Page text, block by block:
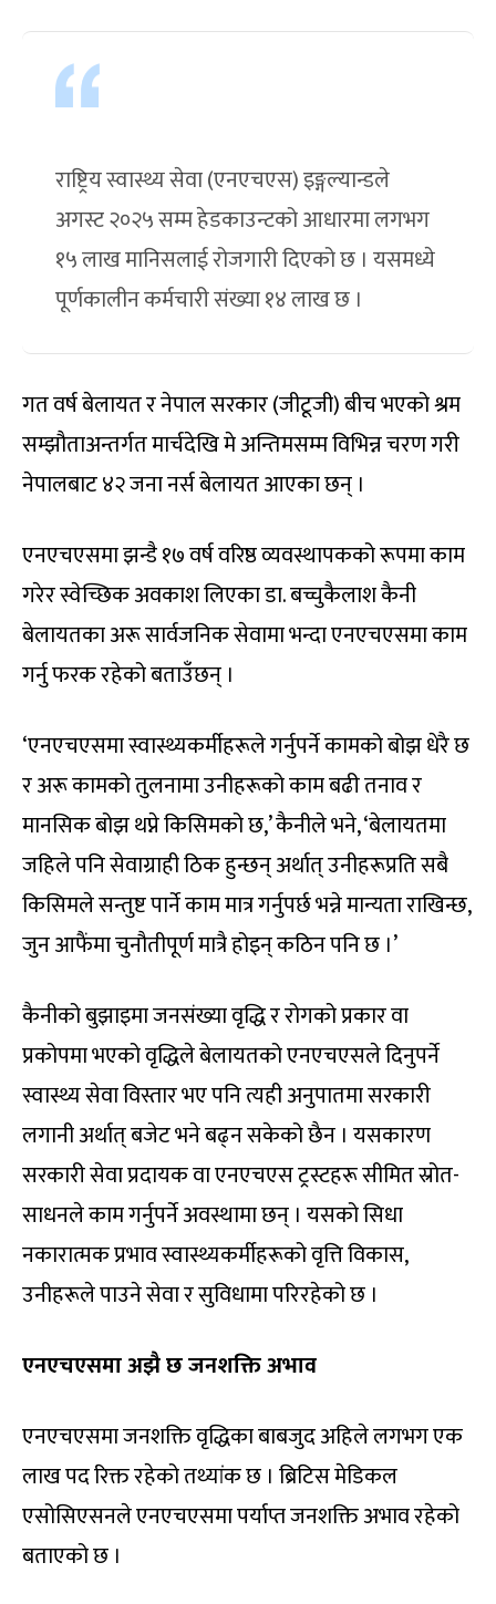
राष्ट्रिय स्वास्थ्य सेवा (एनएचएस) इङ्गल्यान्डले
अगस्ट २०२५ सम्म हेडकाउन्टको आधारमा लगभग
१५ लाख मानिसलाई रोजगारी दिएको छ । यसमध्ये
पूर्णकालीन कर्मचारी संख्या १४ लाख छ ।
गत वर्ष बेलायत र नेपाल सरकार (जीटूजी) बीच भएको श्रम
सम्झौताअन्तर्गत मार्चदेखि मे अन्तिमसम्म विभिन्न चरण गरी
नेपालबाट ४२ जना नर्स बेलायत आएका छन् ।
एनएचएसमा झन्डै १७ वर्ष वरिष्ठ व्यवस्थापकको रूपमा काम
गरेर स्वेच्छिक अवकाश लिएका डा. बच्चुकैलाश कैनी
बेलायतका अरू सार्वजनिक सेवामा भन्दा एनएचएसमा काम
गर्नु फरक रहेको बताउँछन् ।
‘एनएचएसमा स्वास्थ्यकर्मीहरूले गर्नुपर्ने कामको बोझ धेरै छ
र अरू कामको तुलनामा उनीहरूको काम बढी तनाव र
मानसिक बोझ थप्ने किसिमको छ,’ कैनीले भने, ‘बेलायतमा
जहिले पनि सेवाग्राही ठिक हुन्छन् अर्थात् उनीहरूप्रति सबै
किसिमले सन्तुष्ट पार्ने काम मात्र गर्नुपर्छ भन्ने मान्यता राखिन्छ,
जुन आफैंमा चुनौतीपूर्ण मात्रै होइन् कठिन पनि छ ।’
कैनीको बुझाइमा जनसंख्या वृद्धि र रोगको प्रकार वा
प्रकोपमा भएको वृद्धिले बेलायतको एनएचएसले दिनुपर्ने
स्वास्थ्य सेवा विस्तार भए पनि त्यही अनुपातमा सरकारी
लगानी अर्थात् बजेट भने बढ्न सकेको छैन । यसकारण
सरकारी सेवा प्रदायक वा एनएचएस ट्रस्टहरू सीमित स्रोत-
साधनले काम गर्नुपर्ने अवस्थामा छन् । यसको सिधा
नकारात्मक प्रभाव स्वास्थ्यकर्मीहरूको वृत्ति विकास,
उनीहरूले पाउने सेवा र सुविधामा परिरहेको छ ।
एनएचएसमा अझै छ जनशक्ति अभाव
एनएचएसमा जनशक्ति वृद्धिका बाबजुद अहिले लगभग एक
लाख पद रिक्त रहेको तथ्यांक छ । ब्रिटिस मेडिकल
एसोसिएसनले एनएचएसमा पर्याप्त जनशक्ति अभाव रहेको
बताएको छ ।